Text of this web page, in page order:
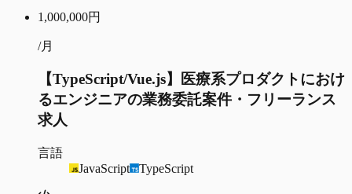
1,000,000円
/月
【TypeScript/Vue.js】医療系プロダクトにおけ
るエンジニアの業務委託案件・フリーランス
求人
言語
JavaScript
TypeScript